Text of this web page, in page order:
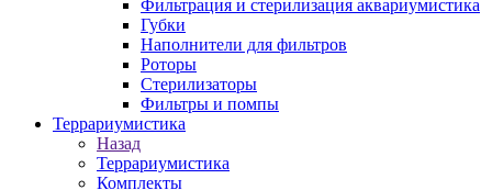
Фильтрация и стерилизация аквариумистика
Губки
Наполнители для фильтров
Роторы
Стерилизаторы
Фильтры и помпы
Террариумистика
Назад
Террариумистика
Комплекты